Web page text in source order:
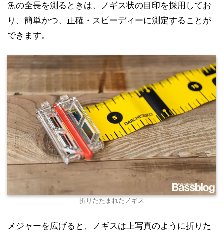
魚の全長を測るときは、ノギス状の目印を採用してお
り、簡単かつ、正確・スピーディーに測定することが
できます。
折りたたまれたノギス
メジャーを広げると、ノギスは上写真のように折りた